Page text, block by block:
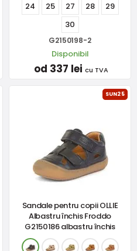
24 25 27 28
29
30
G2150198-2
Disponibil
od 337 lei cu TVA
SUN25
Sandale pentru copii OLLIE
Albastru închis Froddo
G2150186 albastru închis